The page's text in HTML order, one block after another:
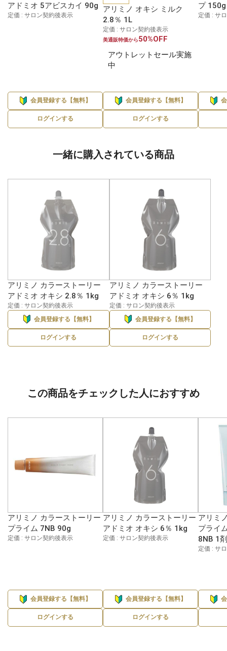
アドミオ 5アビスカイ 90g
定価 : サロン契約後表示
会員登録する【無料】
ログインする
アリミノ オキシ ミルク
2.8％ 1L
定価 : サロン契約後表示
美通販特価から50%OFF
アウトレットセール実施
中
会員登録する【無料】
ログインする
プ 150g
定価 : サ
一緒に購入されている商品
アリミノ カラーストーリー
アドミオ オキシ 2.8％ 1kg
定価 : サロン契約後表示
会員登録する【無料】
ログインする
アリミノ カラーストーリー
アドミオ オキシ 6％ 1kg
定価 : サロン契約後表示
会員登録する【無料】
ログインする
この商品をチェックした人におすすめ
アリミノ カラーストーリー
プライム 7NB 90g
定価 : サロン契約後表示
会員登録する【無料】
ログインする
アリミノ カラーストーリー
アドミオ オキシ 6％ 1kg
定価 : サロン契約後表示
会員登録する【無料】
ログインする
アリミ
プライ
8NB 1
定価 : サ